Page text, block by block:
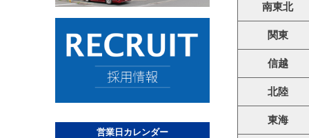
営業日カレンダー
南東北
関東
信越
北陸
東海